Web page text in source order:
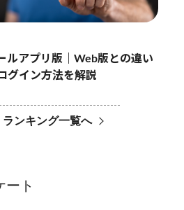
ルアプリ版｜Web版との違い
グイン方法を解説
ランキング一覧へ
ート